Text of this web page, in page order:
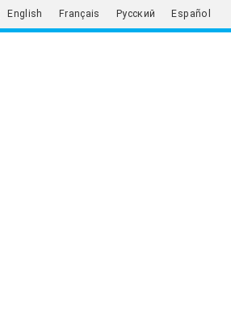
English Français Русский Español